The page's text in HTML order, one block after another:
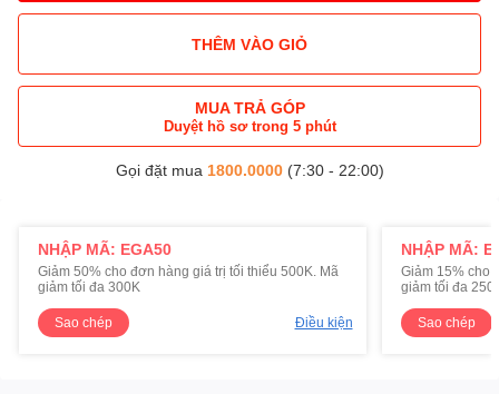
THÊM VÀO GIỎ
MUA TRẢ GÓP
Duyệt hồ sơ trong 5 phút
Gọi đặt mua 1800.0000(7:30 - 22:00)
NHẬP MÃ: EGA50
Giảm 50% cho đơn hàng giá trị tối thiểu 500K. Mã
giảm tối đa 300K
Sao chép Điều kiện
NHẬP MÃ:
Giảm 15% cho
giảm tối đa
Sao chép